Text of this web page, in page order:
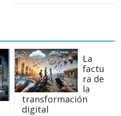
La
factu
ra de
la
transformación
digital